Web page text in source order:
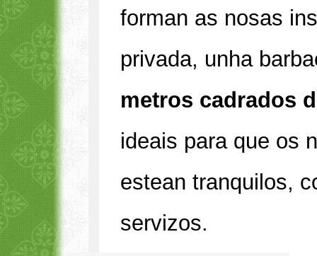
forman as nosas
privada, unha
metros cadrados
ideais para que os
estean tranquilos,
servizos.